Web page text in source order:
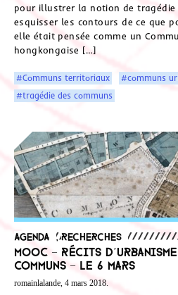
pour illustrer la notion de tragédie
esquisser les contours de ce que
elle était pensée comme un
hongkongaise […]
#Communs territoriaux #communs
#tragédie des communs
Agenda ,Recherches
MOOC – Récits
communs – Le 6 mars
romainlalande, 4 mars 2018.